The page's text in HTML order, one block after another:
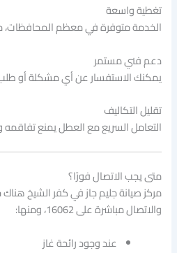
تغطية واسعة
الخدمة متوفرة في معظم
دعم فني مستمر
يمكنك الاستفسار عن أي مشكلة أو طلب
تقليل التكاليف
التعامل السريع مع العطل يمنع
متى يجب الاتصال فورًا؟
مركز صيانة جليم جاز في كفر الشيخهناك
والاتصال مباشرة على 16062، ومنها:
عند وجود رائحة غاز